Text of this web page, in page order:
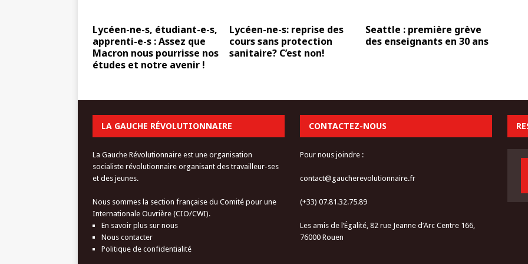
Lycéen-ne-s, étudiant-e-s,
apprenti-e-s : Assez que
Macron nous pourrisse nos
études et notre avenir !
Lycéen-ne-s: reprise des
cours sans protection
sanitaire? C’est non!
Seattle : première grève
des enseignants en 30 ans
LA GAUCHE RÉVOLUTIONNAIRE
La Gauche Révolutionnaire est une organisation
socialiste révolutionnaire organisant des travailleur-ses
et des jeunes.
Nous sommes la section française du Comité pour une
Internationale Ouvrière (CIO/CWI).
En savoir plus sur nous
Nous contacter
Politique de confidentialité
CONTACTEZ-NOUS
Pour nous joindre :
contact@gaucherevolutionnaire.fr
(+33) 07.81.32.75.89
Les amis de l’Égalité, 82 rue Jeanne d’Arc Centre 166,
76000 Rouen